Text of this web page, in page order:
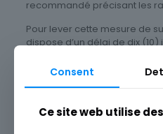
recommandé précisant les
Pour lever cette mesure de
dispose d’un délai de dix
l’informant de la mise en
d’exécution du contrat.
Consent
Ce site web utilise